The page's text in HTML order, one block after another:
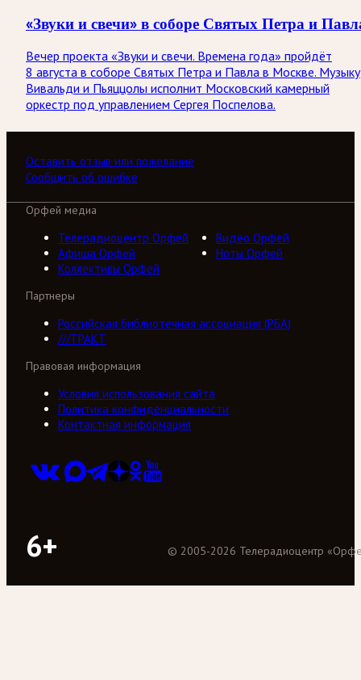
«Звуки и свечи» в соборе Святых Петра и
Вечер проекта «Звуки и свечи. Времена года» пройдёт
8 августа в соборе Святых Петра и Павла в Москве. Музыку
Вивальди и Пьяццолы исполнит Московский камерный
оркестр под управлением Сергея Поспелова.
Оставить отзыв или пожелание
Сообщить об ошибке
Орфей медиа
Телерадиоцентр Орфей
Видео Орфей
Афиша Орфей
Ноты Орфей
Коллективы Орфей
Партнеры
Российская библиотечная ассоциация (РБА)
///ТРАКТ
Правовая информация
Условия использования сайта
Политика конфиденциальности
Контактная информация
6+ © 2005-2026 Телерадиоцентр